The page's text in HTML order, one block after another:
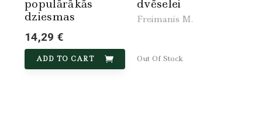
populārākās
dziesmas
14,29 €
ADD TO CART
dvēselei
Freimanis M.
Out Of Stock